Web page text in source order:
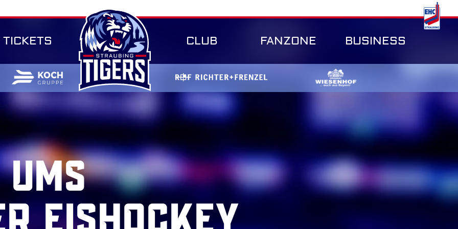
TICKETS CLUB FANZONE BUSINESS
UMS